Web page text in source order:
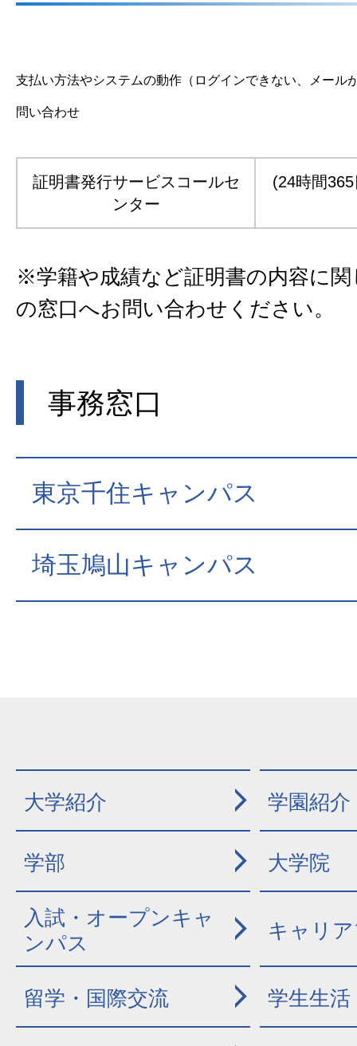
支払い方法やシステムの動作（ログインできない、メール
問い合わせ
証明書発行サービスコールセ
ンター
(24時間
※学籍や成績など証明書の内容に
の窓口へお問い合わせください。
事務窓口
東京千住キャンパス
埼玉鳩山キャンパス
大学紹介 学園紹介
学部 大学院
入試・オープンキャ
ンパス
キャリ
留学・国際交流 学生生活